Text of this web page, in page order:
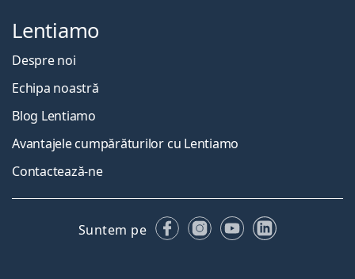
Lentiamo
Despre noi
Echipa noastră
Blog Lentiamo
Avantajele cumpărăturilor cu Lentiamo
Contactează-ne
Suntem pe FacebookInstagram
YouTubeLinkedIn